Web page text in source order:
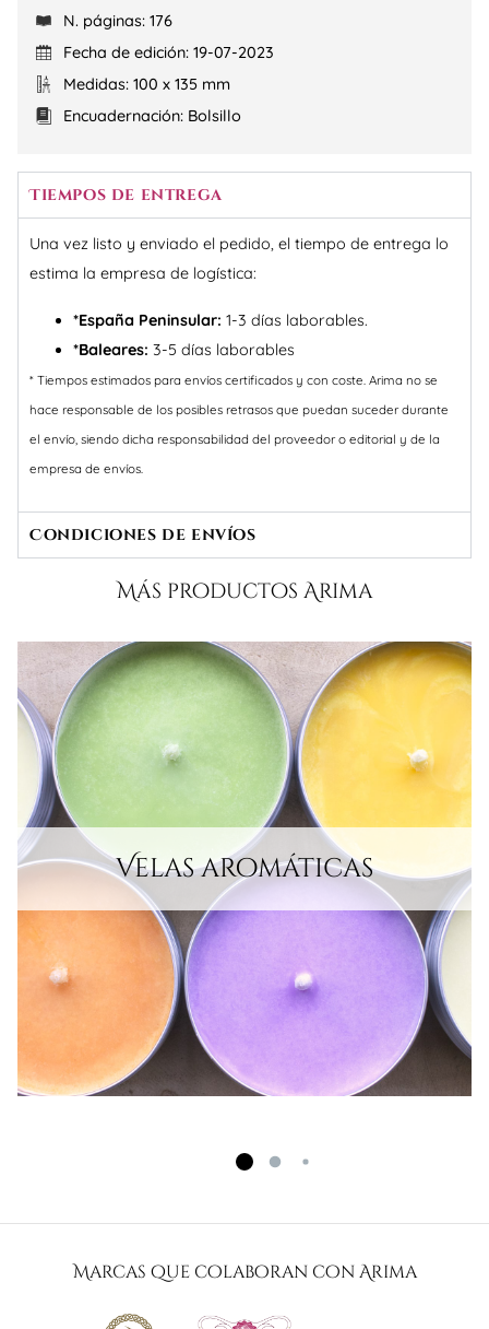
N. páginas: 176
Fecha de edición: 19-07-2023
Medidas: 100 x 135 mm
Encuadernación: Bolsillo
Tiempos de entrega
Una vez listo y enviado el pedido, el tiempo de entrega lo
estima la empresa de logística:
*España Peninsular: 1-3 días laborables.
*Baleares: 3-5 días laborables
* Tiempos estimados para envíos certificados y con coste. Arima no se
hace responsable de los posibles retrasos que puedan suceder durante
el envío, siendo dicha responsabilidad del proveedor o editorial y de la
empresa de envíos.
Condiciones de envíos
Más productos Arima
Velas aromáticas
Marcas que colaboran con Arima